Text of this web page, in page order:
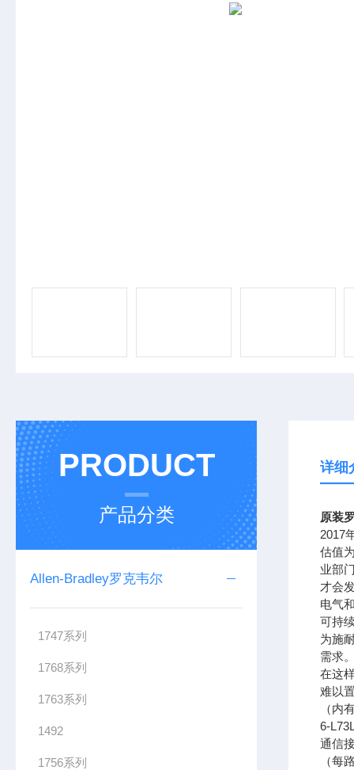
PRODUCT
产品分类
Allen-Bradley罗克韦尔
1747系列
1768系列
1763系列
1492
1756系列
详细
原装
2017
估值
业部
才会
电气
可持
为施
需求
在这
难以
（内
6-
通信
（每